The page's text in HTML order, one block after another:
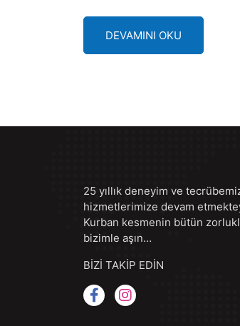
DEVAMINI OKU
25 yıllık deneyim ve
hizmetlerimize devam
Kurban kesmenin bütün
bizimle aşın…
BİZİ TAKİP EDİN